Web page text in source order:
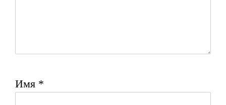
Имя *